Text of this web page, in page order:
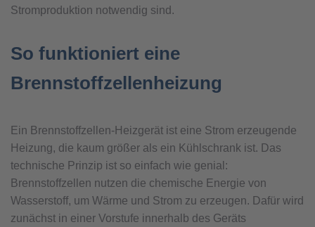
Stromproduktion notwendig sind.
So funktioniert eine
Brennstoffzellenheizung
Ein Brennstoffzellen-Heizgerät ist eine Strom erzeugende
Heizung, die kaum größer als ein Kühlschrank ist. Das
technische Prinzip ist so einfach wie genial:
Brennstoffzellen nutzen die chemische Energie von
Wasserstoff, um Wärme und Strom zu erzeugen. Dafür wird
zunächst in einer Vorstufe innerhalb des Geräts